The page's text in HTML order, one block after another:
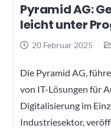
Pyramid AG:
leicht unter
20 Februar 2025
Die Pyramid AG,
von IT-Lösungen für
Digitalisierung im
Industriesektor,